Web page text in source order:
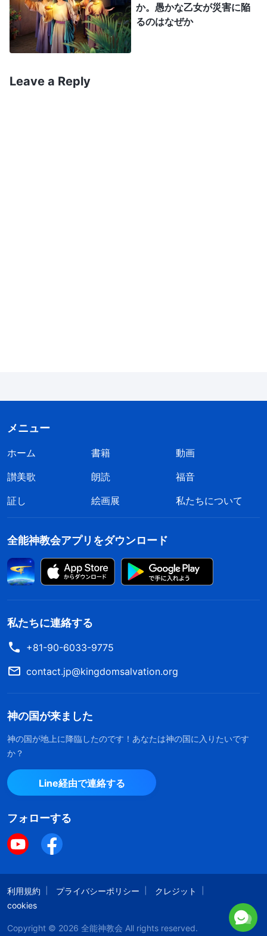
に忠実に仕えた人であっても、やはり滅ぼされる。
要するに、邪悪な者は永遠に生きることはできず、
安息の中に入ることもできない。義なる人のみが安
『神の出現と働き』「神と人は共に安息へと入る」（『言
その格言とは何でしょうか。それは「神の道を歩め
――神を畏れ、悪を避けよ」です。これはあまりに
も、この格言を深く理解する人は、それには非常に
重みがあり、実践にとって価値が高く、真理の現実
性があるいのちの言葉であり、神を満足させること
を追い求める人にとっての生涯の目標であり、神の
心意を配慮する人が従うべき生涯の道である、と感
じます。あなたがたはどう思いますか。この格言は
真理ではないのですか。それほどの重要性がありま
考えて理解しようとしている人と、疑念さえ抱く人
要ですか。それほど強調する必要がありますか。神
の道をこの格言一つに集約するというのは簡略化し
すぎであると考えるため、この格言がそれほど好き
ではない人もあなたがたの中にいるかもしれませ
軽視しすぎではないでしょうか。これは、そういう
話ですか。あなたがたのほとんどがこの言葉の深い
意義を完全に理解していないかも知れません。あな
留めるつもりはないのです。単にノートに書き留め
て、時間があるときに読み返すつもりなだけです。
はこの格言について話しているのですか。あなたが
たの観点や、あなたがた考えることが何であれ、わ
か。愚かな乙女が災害に陥
るのはなぜか
Leave a Reply
メニュー
ホーム 書籍
動画
讃美歌
朗読
福音
証し
絵画展 私たちについて
全能神教会アプリをダウンロード
私たちに連絡する
+81-90-6033-9775
contact.jp@kingdomsalvation.org
神の国が来ました
神の国が地上に降臨したのです！あなたは神の国に入りたいです
か？
Line経由で連絡する
フォローする
利用規約 プライバシーポリシー
クレジット
cookies
Copyright © 2026 全能神教会 All rights reserved.